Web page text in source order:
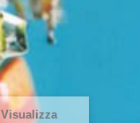
Visualizza